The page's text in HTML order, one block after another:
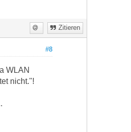
Zitieren
#8
WLAN
nicht."!